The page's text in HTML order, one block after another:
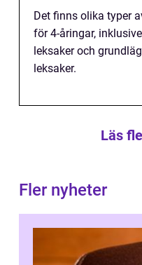
Det finns olika typer
för 4-åringar,
leksaker och
leksaker.
Läs
Fler nyheter